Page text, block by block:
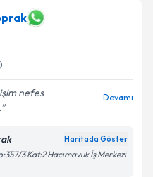
nefes
Devamı
Haritada Göster
3 Kat:2 Hacımavuk İş Merkezi